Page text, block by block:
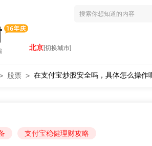
北京[切换城市]
股票 > 在支付宝炒股安全吗，具体怎么操作
支付宝稳健理财攻略